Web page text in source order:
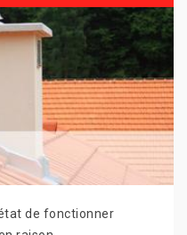
de fonctionner